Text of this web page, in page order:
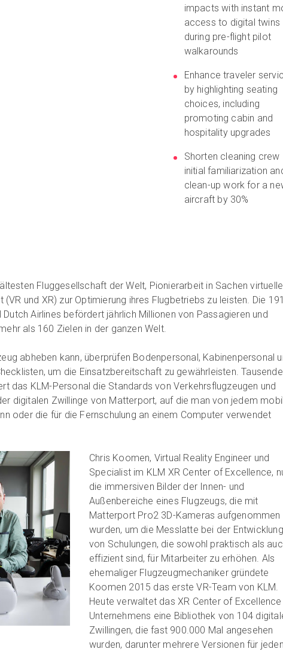
impacts with instant
access to digital twins
during pre-flight pilot
walkarounds
Enhance traveler
by highlighting seating
choices, including
promoting cabin and
hospitality upgrades
Shorten cleaning crew
initial familiarization
clean-up work for a
aircraft by 30%
Fluggesellschaft der Welt, Pionierarbeit in Sachen
und XR) zur Optimierung ihres Flugbetriebs zu leisten. Die
Airlines befördert jährlich Millionen von Passagieren und
als 160 Zielen in der ganzen Welt.
abheben kann, überprüfen Bodenpersonal, Kabinenpersonal
um die Einsatzbereitschaft zu gewährleisten. Tausende
das KLM-Personal die Standards von Verkehrsflugzeugen und
digitalen Zwillinge von Matterport, auf die man von jedem
oder die für die Fernschulung an einem Computer verwendet
Chris Koomen, Virtual Reality Engineer und
Specialist im KLM XR Center of Excellence,
die immersiven Bilder der Innen- und
Außenbereiche eines Flugzeugs, die mit
Matterport Pro2 3D-Kameras aufgenommen
wurden, um die Messlatte bei der Entwicklung
von Schulungen, die sowohl praktisch als
effizient sind, für Mitarbeiter zu erhöhen. Als
ehemaliger Flugzeugmechaniker gründete
Koomen 2015 das erste VR-Team von KLM.
Heute verwaltet das XR Center of
Unternehmens eine Bibliothek von 104
Zwillingen, die fast 900.000 Mal angesehen
wurden, darunter mehrere Versionen für